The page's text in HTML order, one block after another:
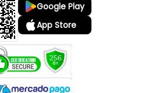
Google Play
App Store